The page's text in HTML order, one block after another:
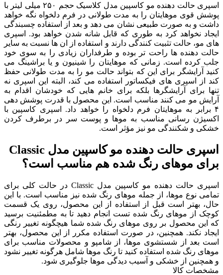
اسپری حالت دهنده مو کاسپین مدل کلاسیک حجم ۲۵۰ میلی لیتر با
پوشش قوی موهایتان را به مدت طولانی در فرم دلخواه نگه خواهد
داشت و به‌ صورت طبیعی نشان می‌ دهد و بعد از استفاده چسبندگی
ایجاد نخواهد کرد به‌ طوری‌ که قابل شانه شدن خواهد بود. اسپری‌
های مو، حالت تثبیت‌ کنندگی دارند و استفاده از ان ها نسبت به سایر
حالت‌ دهنده‌ ها راحت‌ تر بوده و طرفداران زیادی را به سوی خود
جلب کرده است. زمانی‌ که موهایتان را شینیون و یا براشینگ می‌
کنید آرایشگر برای این که بتواند حالت مو را به‌ مدت طولانی حفظ
کند از اسپری‌ های فیکساتور استفاده می‌ کند، البته این اسپری نه
تنها برای آرایشگرها بلکه برای خانم‌ هایی که خودشان اقدام به
آرایش مو می‌ کنند مناسب است. این محصول با قدرت پوشش‌ دهی
۴ برابر به موهایتان فرم دلخواه را خواهد داد. اسپری کاسپین با
اکسیژن‌ رسانی مناسب به موها و پوست سر در برطرف کردن
خشکی و شکنندگی مو نیز مؤثر است.
اسپری حالت دهنده مو کاسپین مدل Classic
برای موهای رنگ شده هم مناسب است؟
اسپری حالت دهنده مو کاسپین مدل Classic در حالت کلی برای
تمامی نوع موها، از جمله موهای رنگ شده نیز مناسب است. با این
حال، بهتر است قبل از استفاده از این محصول، روی یک قسمت
کوچک از موهای رنگ شده تست انجام دهید تا به مطمئنیت برسید
که این محصول بر روی موهای رنگ شده شما هیچگونه تغییر رنگی
ایجاد نکند. همچنین، در صورت استفاده مکرر از این محصول، بهتر
است بعد از شستشوی موها، از شامپو و محصولات مناسب برای
موهای رنگ شده استفاده کنید تا رنگ موها شامل هرگونه تغییر نشود
و همچنین از خشکی و آسیب دیدگی موها جلوگیری شود.
مشخصات کالا